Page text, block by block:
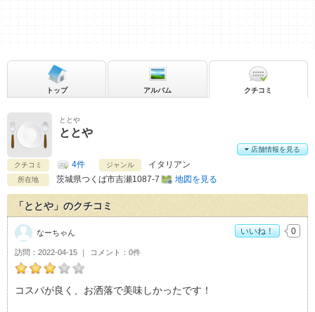
ととや
ととや
クチコミ 4件 ジャンル イタリアン
所在地 茨城県つくば市吉瀬1087-7 地図を見る
店舗情報を見る
トップ アルバム クチコミ
「ととや」のクチコミ
なーちゃんのととやおすすめ度：
コスパが良く、お洒落で美味しかったです！
訪問 2022-04-15 コメント 0件
なーちゃん いいね！ 0